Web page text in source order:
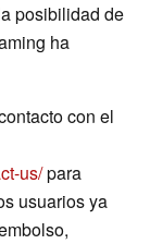
posibilidad de
ha
con el
us/para
usuarios ya